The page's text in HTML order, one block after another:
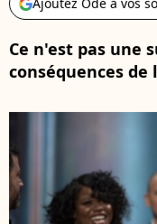
Ce n'est pas une
conséquences de